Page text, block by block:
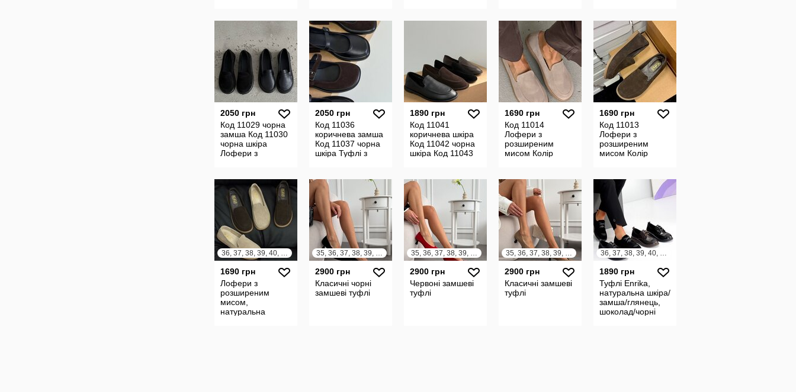
2050 грн
Код 11029 чорна
замша Код 11030
чорна шкіра
Лофери з
Натуральна
замша
2050 грн
Код 11036
коричнева замша
Код 11037 чорна
шкіра Туфлі з
Натуральна зам
1890 грн
Код 11041
коричнева шкіра
Код 11042 чорна
шкіра Код 11043
замша Кл
1690 грн
Код 11014
Лофери з
розширеним
мисом Колір
Натуральна
замша
1690 грн
Код 11013
Лофери з
розширеним
мисом Колір
Матеріал
Натуральна
замша
36, 37, 38, 39, 40, 41
1690 грн
Лофери з
розширеним
мисом,
натуральна
35, 36, 37, 38, 39, 40, 41
2900 грн
Класичні чорні
замшеві туфлі
35, 36, 37, 38, 39, 40, 41
2900 грн
Червоні замшеві
туфлі
35, 36, 37, 38, 39, 40, 41
2900 грн
Класичні замшеві
туфлі
36, 37, 38, 39, 40, 41
1890 грн
Туфлі Enrika,
натуральна шкіра/
замша/глянець,
шоколад/чорні